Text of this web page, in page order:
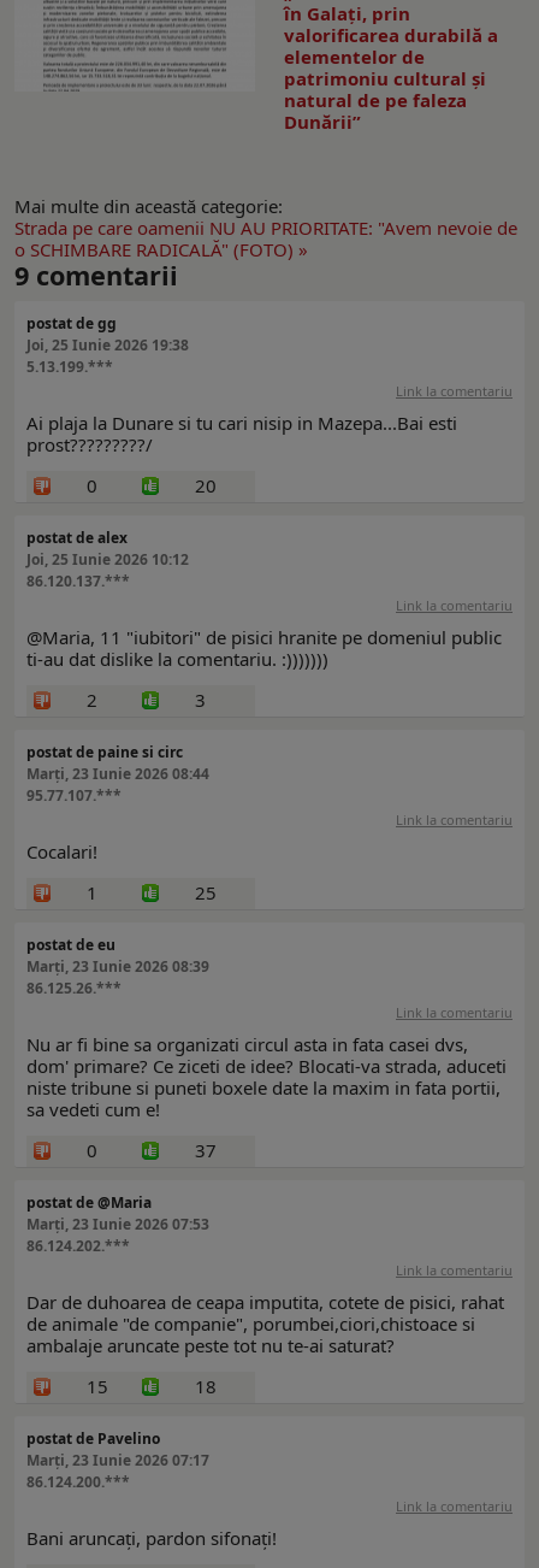
în Galați, prin
valorificarea durabilă a
elementelor de
patrimoniu cultural și
natural de pe faleza
Dunării”
Mai multe din această categorie:
Strada pe care oamenii NU AU PRIORITATE: "Avem nevoie de
o SCHIMBARE RADICALĂ" (FOTO) »
9 comentarii
postat de gg
Joi, 25 Iunie 2026 19:38
5.13.199.***
Link la comentariu
Ai plaja la Dunare si tu cari nisip in Mazepa...Bai esti
prost?????????/
0
20
postat de alex
Joi, 25 Iunie 2026 10:12
86.120.137.***
Link la comentariu
@Maria, 11 "iubitori" de pisici hranite pe domeniul public
ti-au dat dislike la comentariu. :)))))))
2
3
postat de paine si circ
Marți, 23 Iunie 2026 08:44
95.77.107.***
Link la comentariu
Cocalari!
1
25
postat de eu
Marți, 23 Iunie 2026 08:39
86.125.26.***
Link la comentariu
Nu ar fi bine sa organizati circul asta in fata casei dvs,
dom' primare? Ce ziceti de idee? Blocati-va strada, aduceti
niste tribune si puneti boxele date la maxim in fata portii,
sa vedeti cum e!
0
37
postat de @Maria
Marți, 23 Iunie 2026 07:53
86.124.202.***
Link la comentariu
Dar de duhoarea de ceapa imputita, cotete de pisici, rahat
de animale "de companie", porumbei,ciori,chistoace si
ambalaje aruncate peste tot nu te-ai saturat?
15
18
postat de Pavelino
Marți, 23 Iunie 2026 07:17
86.124.200.***
Link la comentariu
Bani aruncați, pardon sifonați!